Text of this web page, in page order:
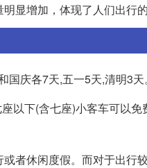
显增加，体现了人们出行的
庆各7天,五一5天,清明3天。
以下(含七座)小客车可以
者休闲度假。而对于出行